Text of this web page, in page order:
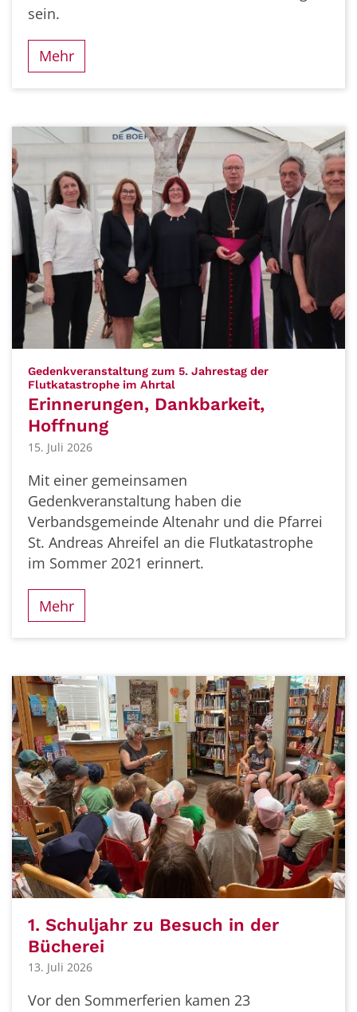
sein.
Mehr
Gedenkveranstaltung zum 5. Jahrestag der
Flutkatastrophe im Ahrtal
Erinnerungen, Dankbarkeit,
Hoffnung
15. Juli 2026
Mit einer gemeinsamen
Gedenkveranstaltung haben die
Verbandsgemeinde Altenahr und die Pfarrei
St. Andreas Ahreifel an die Flutkatastrophe
im Sommer 2021 erinnert.
Mehr
1. Schuljahr zu Besuch in der
Bücherei
13. Juli 2026
Vor den Sommerferien kamen 23